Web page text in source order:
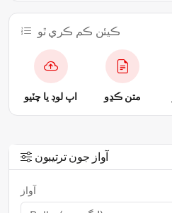
ڪيئن ڪم ڪري ٿو
اپ لوڊ يا چٽيو متن ڪڍو
آواز جون ترتيبون
آواز